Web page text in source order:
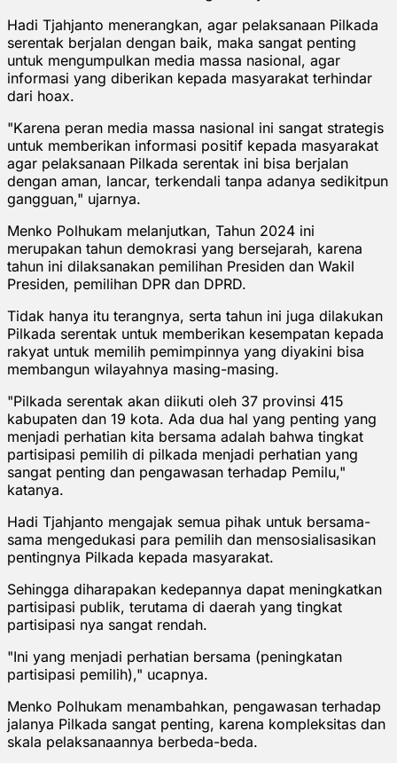
Hadi Tjahjanto menerangkan, agar pelaksanaan Pilkada
serentak berjalan dengan baik, maka sangat penting
untuk mengumpulkan media massa nasional, agar
informasi yang diberikan kepada masyarakat terhindar
dari hoax.
"Karena peran media massa nasional ini sangat strategis
untuk memberikan informasi positif kepada masyarakat
agar pelaksanaan Pilkada serentak ini bisa berjalan
dengan aman, lancar, terkendali tanpa adanya sedikitpun
gangguan," ujarnya.
Menko Polhukam melanjutkan, Tahun 2024 ini
merupakan tahun demokrasi yang bersejarah, karena
tahun ini dilaksanakan pemilihan Presiden dan Wakil
Presiden, pemilihan DPR dan DPRD.
Tidak hanya itu terangnya, serta tahun ini juga dilakukan
Pilkada serentak untuk memberikan kesempatan kepada
rakyat untuk memilih pemimpinnya yang diyakini bisa
membangun wilayahnya masing-masing.
"Pilkada serentak akan diikuti oleh 37 provinsi 415
kabupaten dan 19 kota. Ada dua hal yang penting yang
menjadi perhatian kita bersama adalah bahwa tingkat
partisipasi pemilih di pilkada menjadi perhatian yang
sangat penting dan pengawasan terhadap Pemilu,"
katanya.
Hadi Tjahjanto mengajak semua pihak untuk bersama-
sama mengedukasi para pemilih dan mensosialisasikan
pentingnya Pilkada kepada masyarakat.
Sehingga diharapakan kedepannya dapat meningkatkan
partisipasi publik, terutama di daerah yang tingkat
partisipasi nya sangat rendah.
"Ini yang menjadi perhatian bersama (peningkatan
partisipasi pemilih)," ucapnya.
Menko Polhukam menambahkan, pengawasan terhadap
jalanya Pilkada sangat penting, karena kompleksitas dan
skala pelaksanaannya berbeda-beda.